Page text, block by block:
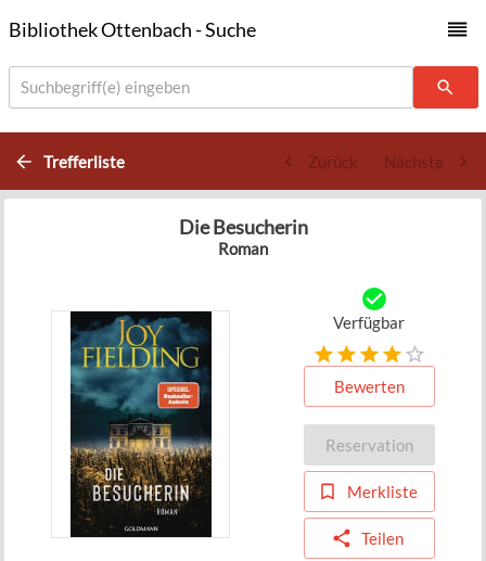
Bibliothek Ottenbach - Suche
Suchbegriff(e) eingeben
Trefferliste Zurück Nächste
Die Besucherin
Roman
Verfügbar
Bewerten
Reservation
Merkliste
Teilen